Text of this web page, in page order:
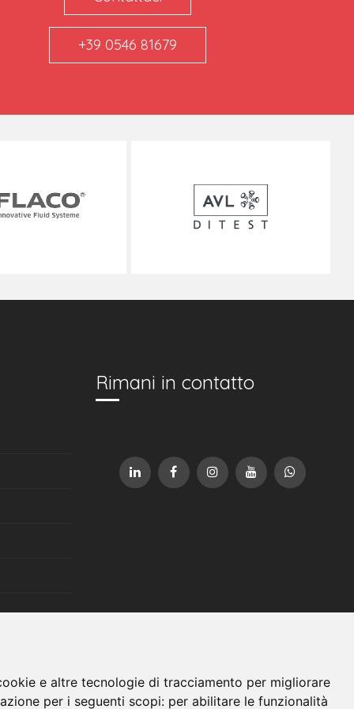
e altre tecnologie di tracciamento per migliorare
per i seguenti scopi: per abilitare le funzionalità
+39 0546 81679
Rimani in contatto